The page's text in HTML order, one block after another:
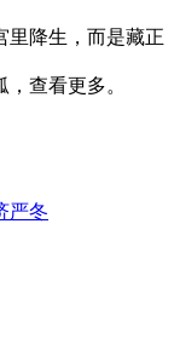
里降生，而是藏正
查看更多。
严冬